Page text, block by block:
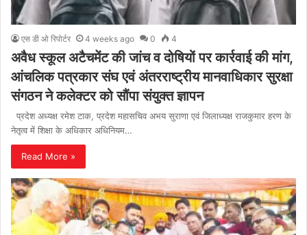
एस डी ओ रिपोर्टर 4 weeks ago 0 4
अवैध स्कूल अटैचमेंट की जांच व दोषियों पर कार्रवाई की मांग,
आंचलिक पत्रकार संघ एवं अंतरराष्ट्रीय मानवाधिकार सुरक्षा
संगठन ने कलेक्टर को सौंपा संयुक्त ज्ञापन
प्रदेश अध्यक्ष रमेश टाक, प्रदेश महासचिव अभय सुराणा एवं जिलाध्यक्ष राजकुमार हरण के
नेतृत्व में शिक्षा के अधिकार अधिनियम…
Read More »